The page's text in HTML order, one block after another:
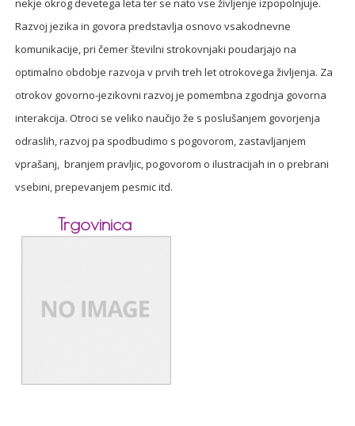
nekje okrog devetega leta ter se nato vse življenje izpopolnjuje.
Razvoj jezika in govora predstavlja osnovo vsakodnevne
komunikacije, pri čemer številni strokovnjaki poudarjajo na
optimalno obdobje razvoja v prvih treh let otrokovega življenja. Za
otrokov govorno-jezikovni razvoj je pomembna zgodnja govorna
interakcija. Otroci se veliko naučijo že s poslušanjem govorjenja
odraslih, razvoj pa spodbudimo s pogovorom, zastavljanjem
vprašanj, branjem pravljic, pogovorom o ilustracijah in o prebrani
vsebini, prepevanjem pesmic itd.
Trgovinica